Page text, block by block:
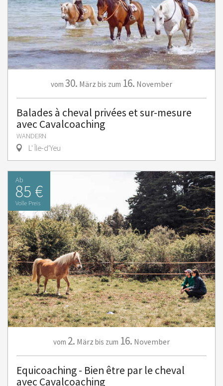
vom 30. März bis zum 16. November
Balades à cheval privées et sur-mesure
avec Cavalcoaching
WANDERN
L' Île-d'Yeu
Ab
85 €
Volle Preis
vom 2. März bis zum 16. November
Equicoaching - Bien être par le cheval
avec Cavalcoaching